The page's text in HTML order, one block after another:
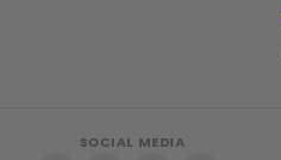
SOCIAL MEDIA